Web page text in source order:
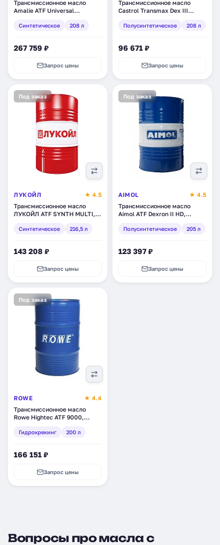
Трансмиссионное масло
Amalie ATF Universal
208 л (160-72863-05)
Синтетическое 208 л
267 759 ₽
Запрос цены
Трансмиссионное масло
Castrol Transmax Dex III
полусинтетическое, 208 л
Полусинтетическое 208 л
96 671 ₽
Запрос цены
Под заказ
ЛУКОЙЛ
★ 4.5
Трансмиссионное масло
ЛУКОЙЛ ATF SYNTH MULTI,
(1562846)
Синтетическое 216,5 л
143 208 ₽
Запрос цены
Под заказ
AIMOL
★ 4.5
Трансмиссионное масло
Aimol ATF Dexron II HD,
(54714)
Полусинтетическое 205 л
123 397 ₽
Запрос цены
Под заказ
ROWE
★ 4.4
Трансмиссионное масло
Rowe Hightec ATF 9000,
синтетическое, 200 л (25020-
Гидрокрекинг 200 л
166 151 ₽
Запрос цены
Вопросы про масла с